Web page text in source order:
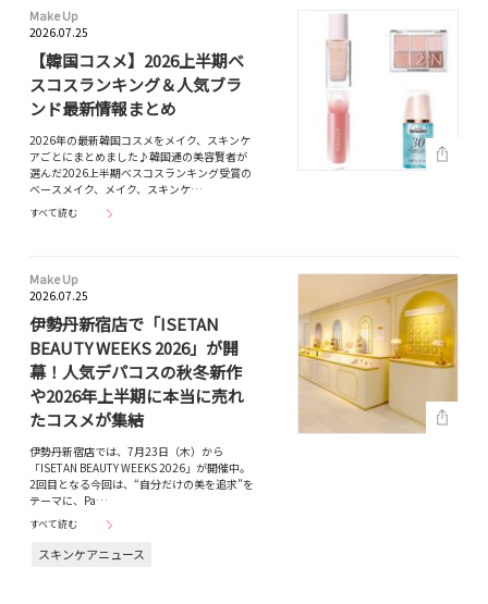
Make Up
2026.07.25
【韓国コスメ】2026上半期ベ
スコスランキング＆人気ブラ
ンド最新情報まとめ
2026年の最新韓国コスメをメイク、スキンケ
アごとにまとめました♪韓国通の美容賢者が
選んだ2026上半期ベスコスランキング受賞の
ベースメイク、メイク、スキンケ…
すべて読む
Make Up
2026.07.25
伊勢丹新宿店で「ISETAN
BEAUTY WEEKS 2026」が開
幕！人気デパコスの秋冬新作
や2026年上半期に本当に売れ
たコスメが集結
伊勢丹新宿店では、7月23日（木）から
「ISETAN BEAUTY WEEKS 2026」が開催中。
2回目となる今回は、“自分だけの美を追求”を
テーマに、Pa…
すべて読む
スキンケアニュース